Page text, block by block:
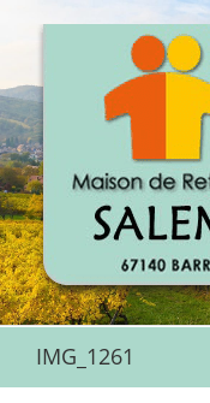
IMG_1261